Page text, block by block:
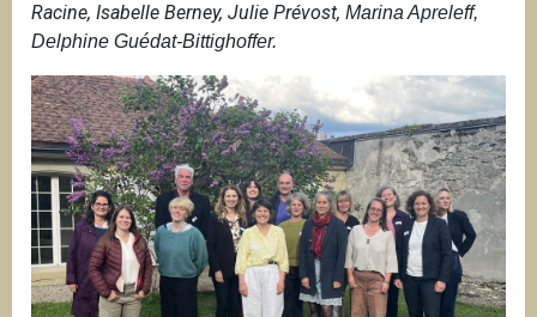
Racine, Isabelle Berney, Julie Prévost, Marina Apreleff,
Delphine Guédat-Bittighoffer.